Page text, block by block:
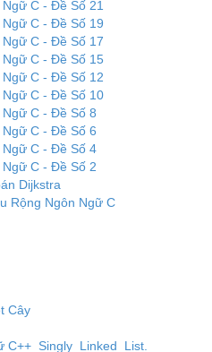
C - Đề Số 21
C - Đề Số 19
C - Đề Số 17
C - Đề Số 15
C - Đề Số 12
C - Đề Số 10
C - Đề Số 8
C - Đề Số 6
C - Đề Số 4
C - Đề Số 2
Dijkstra
Rộng Ngôn Ngữ C
Cây
C++ Singly_Linked_List.